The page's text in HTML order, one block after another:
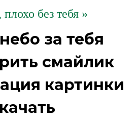
без тебя »
за тебя
смайлик
картинки